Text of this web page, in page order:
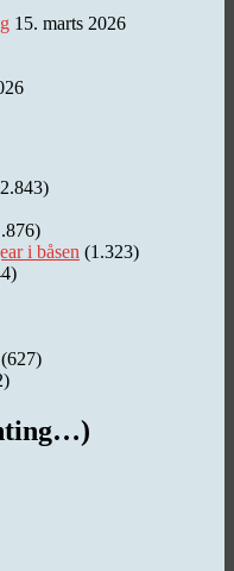
15. marts 2026
i båsen (1.323)
(627)